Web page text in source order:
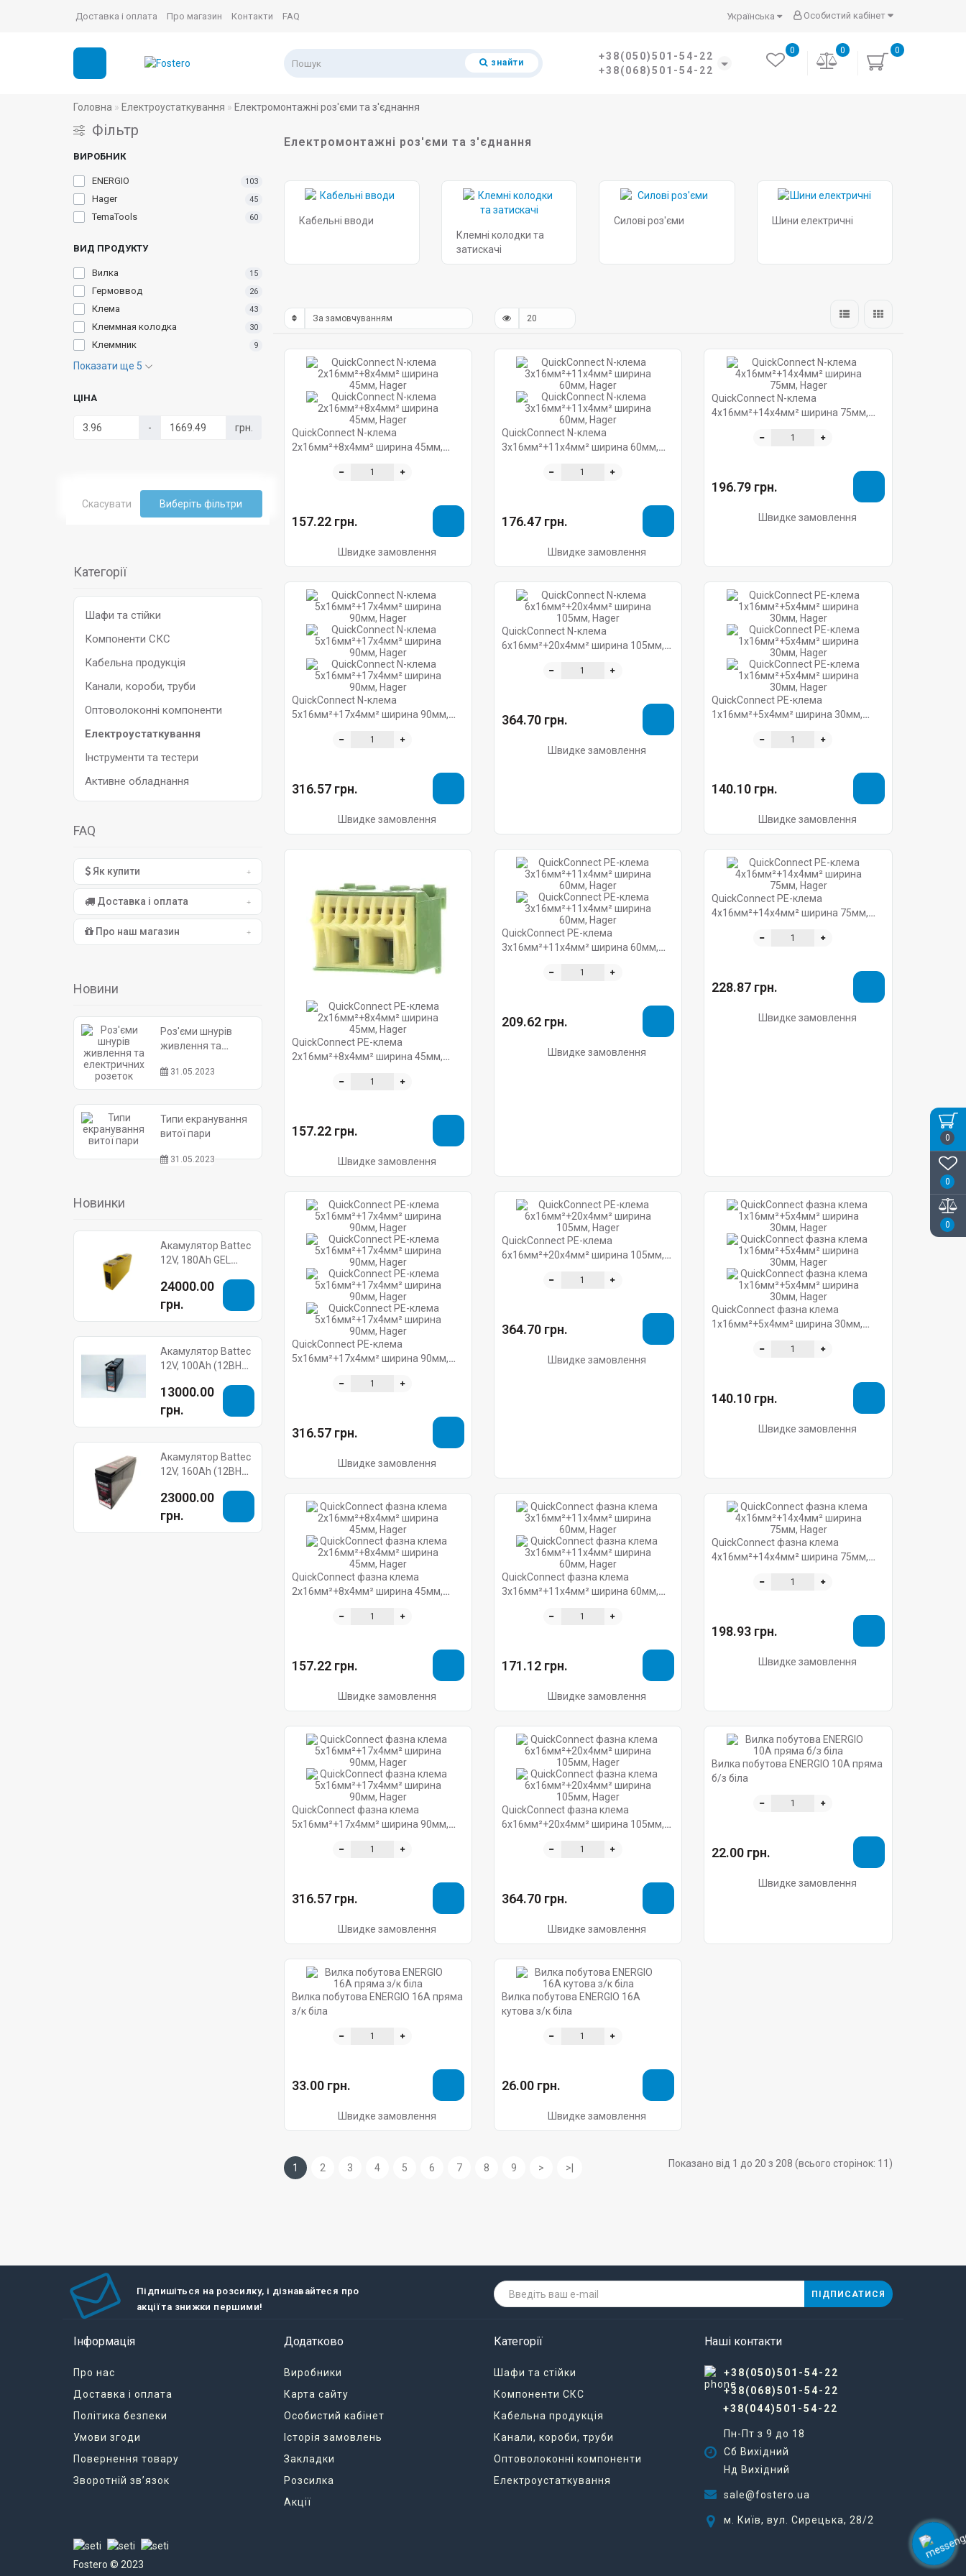
0
0
0
Особистий кабінет
Українська
Доставка і оплата Про магазин Контакти FAQ
знайти
+38(050)501-54-22
+38(068)501-54-22
0
0
0
Головна Електроустаткування Електромонтажні роз'єми та з'єднання
Фільтр
ВИРОБНИК
ENERGIO 103
Hager 45
TemaTools 60
ВИД ПРОДУКТУ
Вилка 15
Гермоввод 26
Клема 43
Клеммная колодка 30
Клеммник 9
Показати ще 5
ЦІНА
- грн.
Скасувати Виберіть фільтри
Категорії
Шафи та стійки
Компоненти СКС
Кабельна продукція
Канали, короби, труби
Оптоволоконні компоненти
Електроустаткування
Інструменти та тестери
Активне обладнання
FAQ
Як купити
Доставка і оплата
Про наш магазин
Новини
Роз'єми шнурів
живлення та
розеток
31.05.2023
Типи екранування
витої пари
31.05.2023
Новинки
Акамулятор Battec
12V, 180Ah GEL
24000.00
грн.
Акамулятор Battec
12V, 100Ah (12BHR-
13000.00
грн.
Акамулятор Battec
12V, 160Ah (12BHR-
23000.00
грн.
Електромонтажні роз'єми та з'єднання
Кабельні вводи
Клемні колодки та
затискачі
Силові роз'єми Шини електричні
QuickConnect N-клема
2x16мм²+8x4мм² ширина 45мм,
157.22 грн.
Швидке замовлення
QuickConnect N-клема
3x16мм²+11x4мм² ширина 60мм,
176.47 грн.
Швидке замовлення
QuickConnect N-клема
4x16мм²+14x4мм² ширина 75мм,
196.79 грн.
Швидке замовлення
QuickConnect N-клема
5x16мм²+17x4мм² ширина 90мм,
316.57 грн.
Швидке замовлення
QuickConnect N-клема
6x16мм²+20x4мм² ширина 105мм,
364.70 грн.
Швидке замовлення
QuickConnect PE-клема
1x16мм²+5x4мм² ширина 30мм,
140.10 грн.
Швидке замовлення
QuickConnect PE-клема
2x16мм²+8x4мм² ширина 45мм,
157.22 грн.
Швидке замовлення
QuickConnect PE-клема
3x16мм²+11x4мм² ширина 60мм,
209.62 грн.
Швидке замовлення
QuickConnect PE-клема
4x16мм²+14x4мм² ширина 75мм,
228.87 грн.
Швидке замовлення
QuickConnect PE-клема
5x16мм²+17x4мм² ширина 90мм,
316.57 грн.
Швидке замовлення
QuickConnect PE-клема
6x16мм²+20x4мм² ширина 105мм,
364.70 грн.
Швидке замовлення
QuickConnect фазна клема
1x16мм²+5x4мм² ширина 30мм,
140.10 грн.
Швидке замовлення
QuickConnect фазна клема
2x16мм²+8x4мм² ширина 45мм,
157.22 грн.
Швидке замовлення
QuickConnect фазна клема
3x16мм²+11x4мм² ширина 60мм,
171.12 грн.
Швидке замовлення
QuickConnect фазна клема
4x16мм²+14x4мм² ширина 75мм,
198.93 грн.
Швидке замовлення
QuickConnect фазна клема
5x16мм²+17x4мм² ширина 90мм,
316.57 грн.
Швидке замовлення
QuickConnect фазна клема
6x16мм²+20x4мм² ширина 105мм,
364.70 грн.
Швидке замовлення
Вилка побутова ENERGIO 10А пряма
б/з біла
22.00 грн.
Швидке замовлення
Вилка побутова ENERGIO 16А пряма
з/к біла
33.00 грн.
Швидке замовлення
Вилка побутова ENERGIO 16А
кутова з/к біла
26.00 грн.
Швидке замовлення
1 2 3 4 5 6 7 8 9 > >| Показано від 1 до 20 з 208 (всього сторінок: 11)
Підпишіться на розсилку, і дізнавайтеся про
акції та знижки першими!
ПІДПИСАТИСЯ
Інформація
Про нас
Доставка і оплата
Політика безпеки
Умови згоди
Повернення товару
Зворотній зв’язок
Додатково
Виробники
Карта сайту
Особистий кабінет
Історія замовлень
Закладки
Розсилка
Акції
Категорії
Шафи та стійки
Компоненти СКС
Кабельна продукція
Канали, короби, труби
Оптоволоконні компоненти
Електроустаткування
Наші контакти
+38(050)501-54-22
+38(068)501-54-22
+38(044)501-54-22
Пн-Пт з 9 до 18
Сб Вихідний
Нд Вихідний
sale@fostero.ua
м. Київ, вул. Сирецька, 28/2
Fostero © 2023